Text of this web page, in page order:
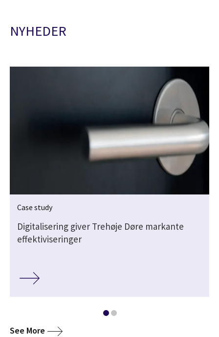
NYHEDER
Case study
Digitalisering giver Trehøje Døre markante
effektiviseringer
See More media